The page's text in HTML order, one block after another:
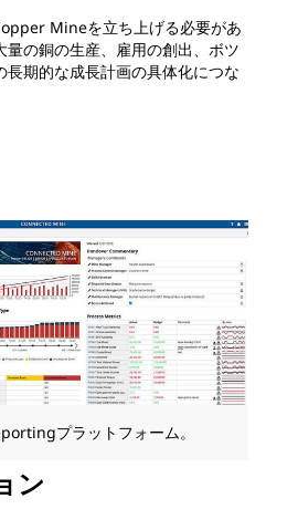
Mineを立ち上げる必要があ
量の銅の生産、雇用の創出、ボツ
期的な成長計画の具体化につな
プラットフォーム。
ン